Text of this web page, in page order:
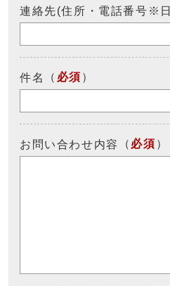
連絡先(住所・電話番号※
件名 （ 必須 ）
お問い合わせ内容 （ 必須 ）